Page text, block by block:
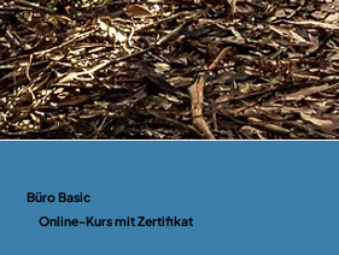
Büro Basic
Online-Kurs mit Zertifikat